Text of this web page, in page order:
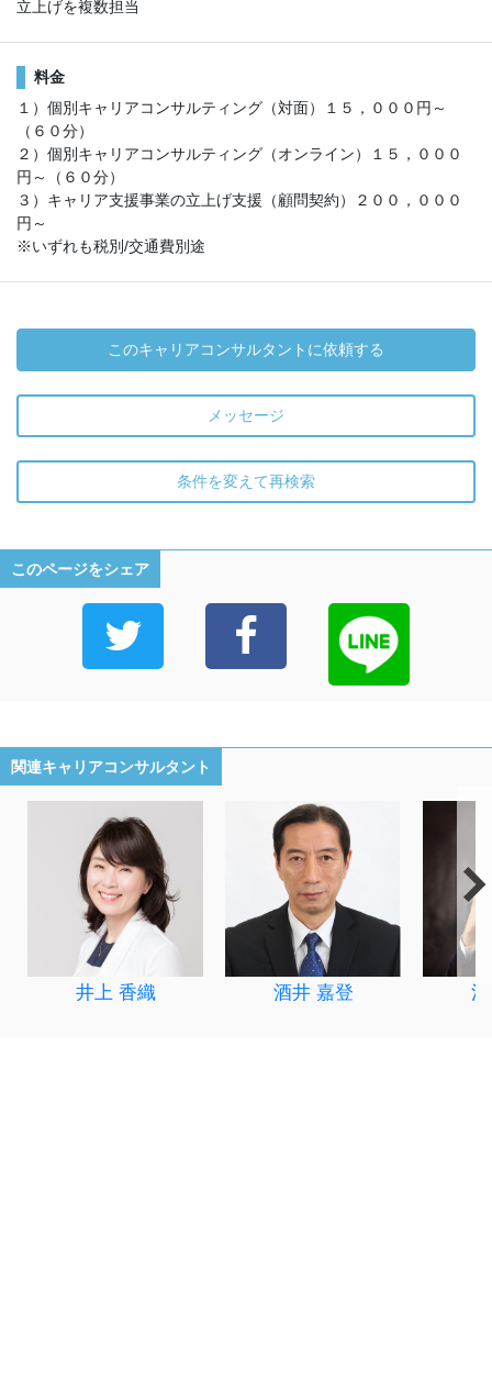
立上げを複数担当
料金
１）個別キャリアコンサルティング（対面）１５，０００円～
（６０分）
２）個別キャリアコンサルティング（オンライン）１５，０００
円～（６０分）
３）キャリア支援事業の立上げ支援（顧問契約）２００，０００
円～
※いずれも税別/交通費別途
このキャリアコンサルタントに依頼する
メッセージ
条件を変えて再検索
このページをシェア
関連キャリアコンサルタント
井上 香織 酒井 嘉登